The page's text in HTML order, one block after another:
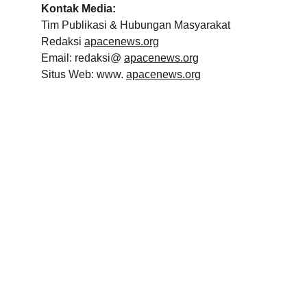
Kontak Media:
Tim Publikasi & Hubungan Masyarakat
Redaksi apacenews.org
Email: redaksi@ apacenews.org
Situs Web: www. apacenews.org